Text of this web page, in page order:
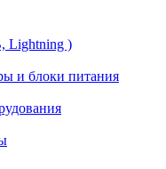
Lightning )
и блоки питания